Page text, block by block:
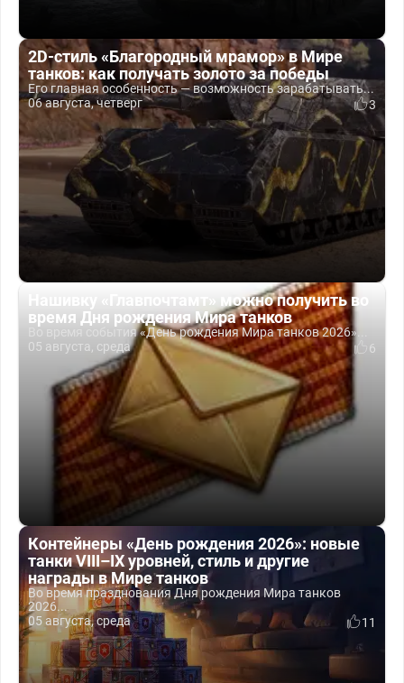
2D-стиль «Благородный мрамор» в Мире
танков: как получать золото за победы
Его главная особенность — возможность зарабатывать...
06 августа, четверг
3
Нашивку «Главпочтамт» можно получить во
время Дня рождения Мира танков
Во время события «День рождения Мира танков 2026»...
05 августа, среда
6
Контейнеры «День рождения 2026»: новые
танки VIII–IX уровней, стиль и другие
награды в Мире танков
Во время празднования Дня рождения Мира танков
2026...
05 августа, среда
11